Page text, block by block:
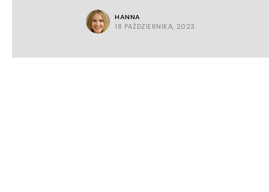
HANNA
18 PAŹDZIERNIKA, 2023